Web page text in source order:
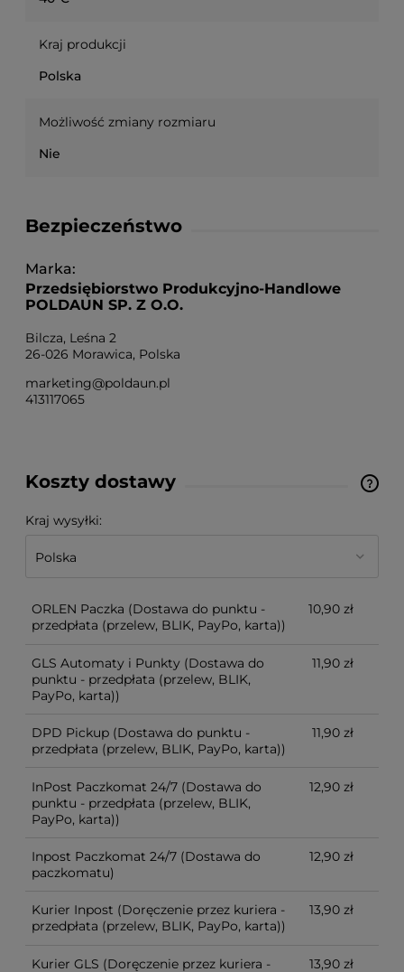
Kraj produkcji
Polska
Możliwość zmiany rozmiaru
Nie
Bezpieczeństwo
Marka
Przedsiębiorstwo Produkcyjno-Handlowe
POLDAUN SP. Z O.O.
Bilcza, Leśna 2
26-026 Morawica, Polska
marketing@poldaun.pl
413117065
Koszty dostawy
Cena nie zawiera ewentualnych kosztów płatności
Kraj wysyłki:
ORLEN Paczka (Dostawa do punktu -
przedpłata (przelew, BLIK, PayPo, karta))
10,90 zł
GLS Automaty i Punkty (Dostawa do
punktu - przedpłata (przelew, BLIK,
PayPo, karta))
11,90 zł
DPD Pickup (Dostawa do punktu -
przedpłata (przelew, BLIK, PayPo, karta))
11,90 zł
InPost Paczkomat 24/7 (Dostawa do
punktu - przedpłata (przelew, BLIK,
PayPo, karta))
12,90 zł
Inpost Paczkomat 24/7 (Dostawa do
paczkomatu)
12,90 zł
Kurier Inpost (Doręczenie przez kuriera -
przedpłata (przelew, BLIK, PayPo, karta))
13,90 zł
Kurier GLS (Doręczenie przez kuriera -
13,90 zł